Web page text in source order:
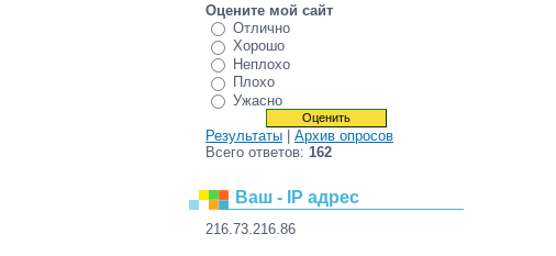
Оцените мой сайт
Отлично
Хорошо
Неплохо
Плохо
Ужасно
Результаты
Архив опросов
Всего ответов: 162
Ваш - IP адрес
216.73.216.86